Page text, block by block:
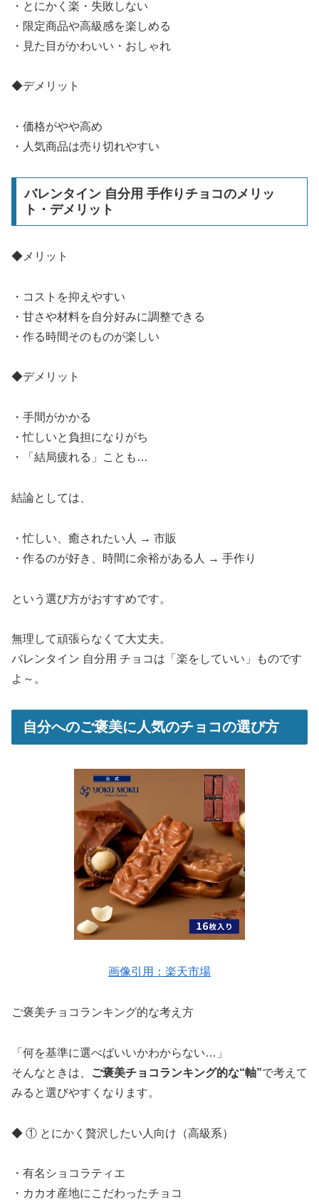
・とにかく楽・失敗しない
・限定商品や高級感を楽しめる
・見た目がかわいい・おしゃれ
◆デメリット
・価格がやや高め
・人気商品は売り切れやすい
バレンタイン 自分用 手作りチョコのメリッ
ト・デメリット
◆メリット
・コストを抑えやすい
・甘さや材料を自分好みに調整できる
・作る時間そのものが楽しい
◆デメリット
・手間がかかる
・忙しいと負担になりがち
・「結局疲れる」ことも…
結論としては、
・忙しい、癒されたい人 → 市販
・作るのが好き、時間に余裕がある人 → 手作り
という選び方がおすすめです。
無理して頑張らなくて大丈夫。
バレンタイン 自分用 チョコは「楽をしていい」ものです
よ～。
自分へのご褒美に人気のチョコの選び方
画像引用：楽天市場
ご褒美チョコランキング的な考え方
「何を基準に選べばいいかわからない…」
そんなときは、
ご褒美チョコランキング的な“軸”で考えて
みると選びやすくなります。
◆ ① とにかく贅沢したい人向け（高級系）
・有名ショコラティエ
・カカオ産地にこだわったチョコ